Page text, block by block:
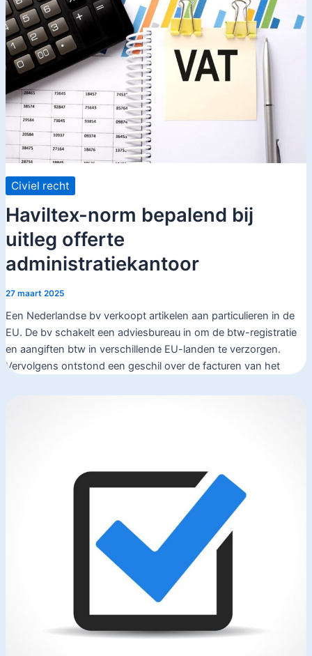
Civiel recht
Haviltex-norm bepalend bij
uitleg offerte
administratiekantoor
27 maart 2025
Een Nederlandse bv verkoopt artikelen aan particulieren in de
EU. De bv schakelt een adviesbureau in om de btw-registratie
en aangiften btw in verschillende EU-landen te verzorgen.
Vervolgens ontstond een geschil over de facturen van het